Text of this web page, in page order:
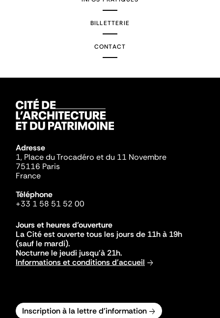
BILLETTERIE
CONTACT
Adresse
1, Place du Trocadéro et du 11 Novembre
75116 Paris
France
Téléphone
+33 1 58 51 52 00
Jours et heures d'ouverture
La Cité est ouverte tous les jours de 11h à 19h
(sauf le mardi).
Nocturne le jeudi jusqu'à 21h.
Informations et conditions d'accueil
Inscription à la lettre d'information